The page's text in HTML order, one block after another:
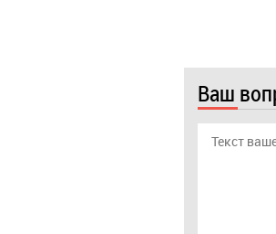
Ваш